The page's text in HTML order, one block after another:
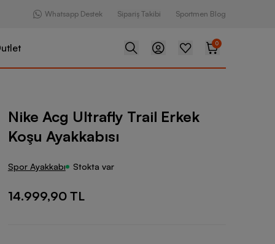
Whatsapp Destek Sipariş Takibi Sportmen Blog
0
Trail Erkek Koşu Ayakkabısı
Nike Acg Ultrafly Trail Erkek
Koşu Ayakkabısı
Spor Ayakkabı Stokta var
14.999,90 TL